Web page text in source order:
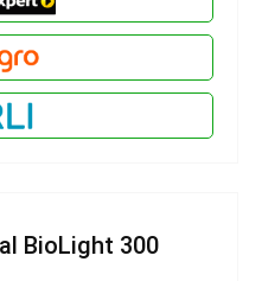
BioLight 300